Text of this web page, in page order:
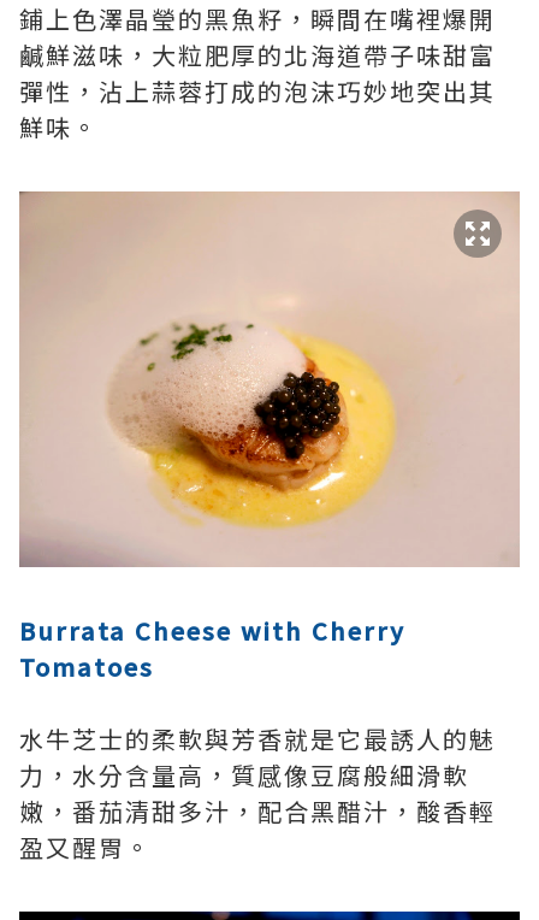
鋪上色澤晶瑩的黑魚籽，瞬間在嘴裡爆開
鹹鮮滋味，大粒肥厚的北海道帶子味甜富
彈性，沾上蒜蓉打成的泡沫巧妙地突出其
鮮味。
Burrata Cheese with Cherry
Tomatoes
水牛芝士的柔軟與芳香就是它最誘人的魅
力，水分含量高，質感像豆腐般細滑軟
嫩，番茄清甜多汁，配合黑醋汁，酸香輕
盈又醒胃。